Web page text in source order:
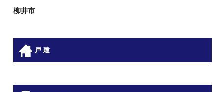
柳井市
戸 建